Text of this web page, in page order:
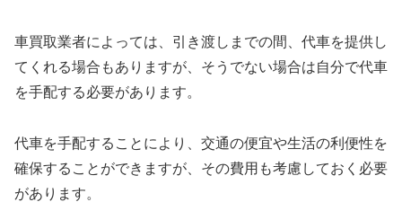
車買取業者によっては、引き渡しまでの間、代車を提供し
てくれる場合もありますが、そうでない場合は自分で代車
を手配する必要があります。
代車を手配することにより、交通の便宜や生活の利便性を
確保することができますが、その費用も考慮しておく必要
があります。